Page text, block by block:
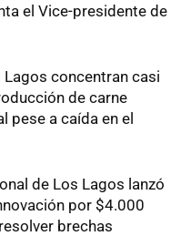
el Vice-presidente de
Lagos concentran casi
de carne
pese a caída en el
de Los Lagos lanzó
por $4.000
brechas